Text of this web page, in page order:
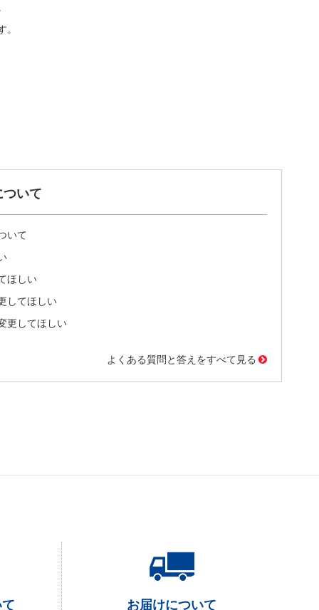
ついて
いて
ほしい
してほしい
更してほしい
よくある質問と答えをすべて見る
お届けについて